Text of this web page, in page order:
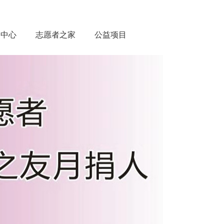
公益项目
志愿者之家
心